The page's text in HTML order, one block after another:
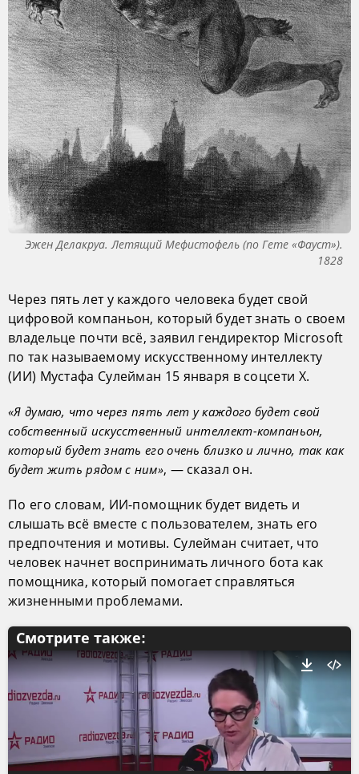
Эжен Делакруа. Летящий Мефистофель (по Гете «Фауст»).
1828
Через пять лет у каждого человека будет свой
цифровой компаньон, который будет знать о своем
владельце почти всё, заявил гендиректор Microsoft
по так называемому искусственному интеллекту
(ИИ) Мустафа Сулейман 15 января в соцсети X.
«Я думаю, что через пять лет у каждого будет свой
собственный искусственный интеллект-компаньон,
который будет знать его очень близко и лично, так как
будет жить рядом с ним», — сказал он.
По его словам, ИИ-помощник будет видеть и
слышать всё вместе с пользователем, знать его
предпочтения и мотивы. Сулейман считает, что
человек начнет воспринимать личного бота как
помощника, который помогает справляться
жизненными проблемами.
Смотрите также: